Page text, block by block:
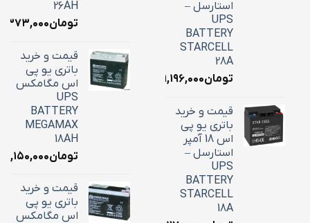
استارسل –
UPS
BATTERY
STARCELL
28A
تومان۹,۱۹۶,۰۰۰
قیمت و خرید
باتری یو پی
اس 18 آمپر
استارسل –
UPS
BATTERY
STARCELL
18A
26AH
تومان
قیمت و خرید
باتری یو پی
اس مگامکس
UPS
BATTERY
MEGAMAX
18AH
تومان۷,۱۵۰,۰۰۰
قیمت و خرید
باتری یو پی
اس مگامکس